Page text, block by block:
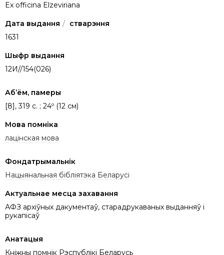
Ex officina Elzeviriana
Дата выдання / стварэння
1631
Шыфр выдання
12И//154(026)
Аб’ём, памеры
[8], 319 с. ; 24º (12 см)
Мова помніка
лацінская мова
Фондатрымальнік
Нацыянальная бібліятэка Беларусі
Актуальнае месца захавання
АФЗ архіўных дакументаў, старадрукаваных выданняў і
рукапісаў
Анатацыя
Кніжны помнік Рэспублікі Беларусь